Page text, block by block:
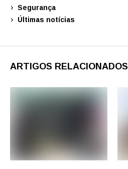
Segurança
Últimas notícias
ARTIGOS RELACIONADOS